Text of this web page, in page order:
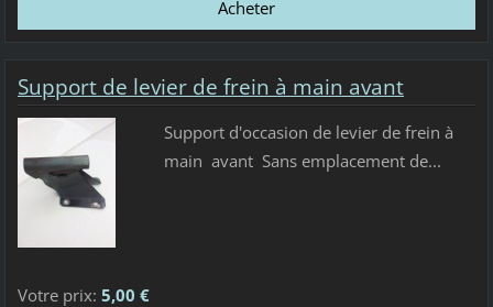
Support de levier de frein à main avant
Support d'occasion de levier de frein à
main avant Sans emplacement de...
Votre prix: 5,00 €